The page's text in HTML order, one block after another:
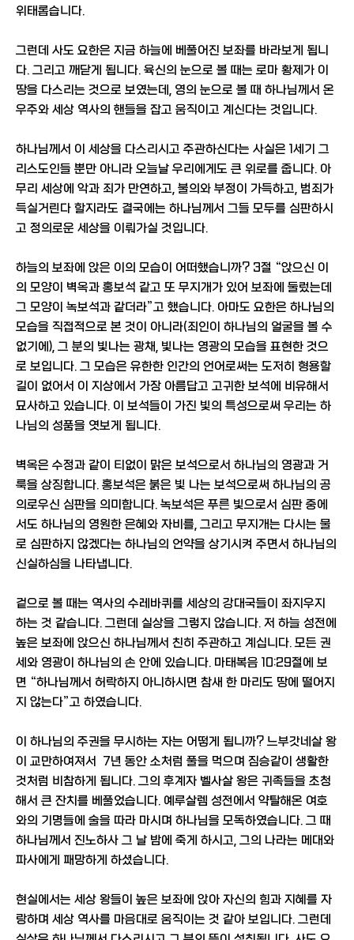
위태롭습니다.
그런데 사도 요한은 지금 하늘에 베풀어진 보좌를 바라보게 됩니
다. 그리고 깨닫게 됩니다. 육신의 눈으로 볼 때는 로마 황제가 이
땅을 다스리는 것으로 보였는데, 영의 눈으로 볼 때 하나님께서 온
우주와 세상 역사의 핸들을 잡고 움직이고 계신다는 것입니다.
하나님께서 이 세상을 다스리시고 주관하신다는 사실은 1세기 그
리스도인들 뿐만 아니라 오늘날 우리에게도 큰 위로를 줍니다. 아
무리 세상에 악과 죄가 만연하고, 불의와 부정이 가득하고, 범죄가
득실거린다 할지라도 결국에는 하나님께서 그들 모두를 심판하시
고 정의로운 세상을 이뤄가실 것입니다.
하늘의 보좌에 앉은 이의 모습이 어떠했습니까? 3절 “앉으신 이
의 모양이 벽옥과 홍보석 같고 또 무지개가 있어 보좌에 둘렀는데
그 모양이 녹보석과 같더라”고 했습니다. 아마도 요한은 하나님의
모습을 직접적으로 본 것이 아니라(죄인이 하나님의 얼굴을 볼 수
없기에), 그 분의 빛나는 광채, 빛나는 영광의 모습을 표현한 것으
로 보입니다. 그 모습은 유한한 인간의 언어로써는 도저히 형용할
길이 없어서 이 지상에서 가장 아름답고 고귀한 보석에 비유해서
묘사하고 있습니다. 이 보석들이 가진 빛의 특성으로써 우리는 하
나님의 성품을 엿보게 됩니다.
벽옥은 수정과 같이 티없이 맑은 보석으로서 하나님의 영광과 거
룩을 상징합니다. 홍보석은 붉은 빛 나는 보석으로써 하나님의 공
의로우신 심판을 의미합니다. 녹보석은 푸른 빛으로서 심판 중에
서도 하나님의 영원한 은혜와 자비를, 그리고 무지개는 다시는 물
로 심판하지 않겠다는 하나님의 언약을 상기시켜 주면서 하나님의
신실하심을 나타냅니다.
겉으로 볼 때는 역사의 수레바퀴를 세상의 강대국들이 좌지우지
하는 것 같습니다. 그런데 실상을 그렇지 않습니다. 저 하늘 성전에
높은 보좌에 앉으신 하나님께서 친히 주관하고 계십니다. 모든 권
세와 영광이 하나님의 손 안에 있습니다. 마태복음 10:29절에 보
면 “하나님께서 허락하지 아니하시면 참새 한 마리도 땅에 떨어지
지 않는다”고 하였습니다.
이 하나님의 주권을 무시하는 자는 어떻게 됩니까? 느부갓네살 왕
이 교만하여져서 7년 동안 소처럼 풀을 먹으며 짐승같이 생활한
것처럼 비참하게 됩니다. 그의 후계자 벨사살 왕은 귀족들을 초청
해서 큰 잔치를 베풀었습니다. 예루살렘 성전에서 약탈해온 여호
와의 기명들에 술을 따라 마시며 하나님을 모독하였습니다. 그 때
하나님께서 진노하사 그 날 밤에 죽게 하시고, 그의 나라는 메대와
파사에게 패망하게 하셨습니다.
현실에서는 세상 왕들이 높은 보좌에 앉아 자신의 힘과 지혜를 자
랑하며 세상 역사를 마음대로 움직이는 것 같아 보입니다. 그런데